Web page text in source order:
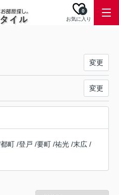
お気に入り
0
変更
変更
都町 /登戸 /要町 /祐光 /末広 /